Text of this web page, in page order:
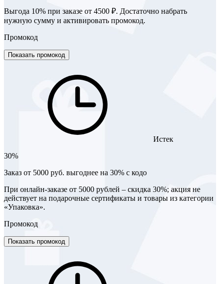
Выгода 10% при заказе от 4500 ₽. Достаточно набрать
нужную сумму и активировать промокод.
Промокод
Показать промокод
Истек
30%
Заказ от 5000 руб. выгоднее на 30% с кодо
При онлайн-заказе от 5000 рублей – скидка 30%; акция не
действует на подарочные сертификаты и товары из категории
«Упаковка».
Промокод
Показать промокод